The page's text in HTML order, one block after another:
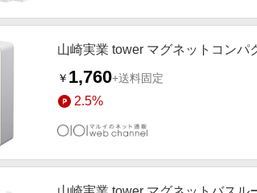
山崎実業 tower マグネットコンパ
￥ 1,760+送料固定
2.5%